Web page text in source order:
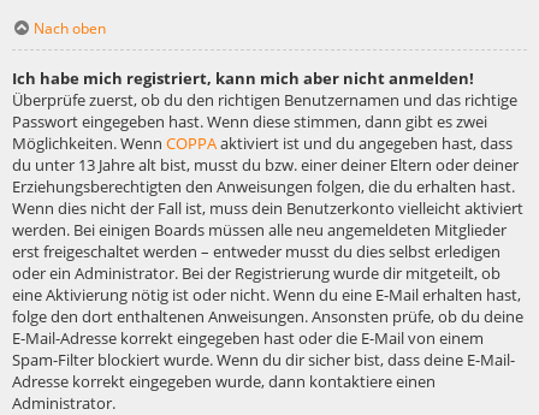
Nach oben
Ich habe mich registriert, kann mich aber nicht anmelden!
Überprüfe zuerst, ob du den richtigen Benutzernamen und das richtige
Passwort eingegeben hast. Wenn diese stimmen, dann gibt es zwei
Möglichkeiten. Wenn COPPAaktiviert ist und du angegeben hast, dass
du unter 13 Jahre alt bist, musst du bzw. einer deiner Eltern oder deiner
Erziehungsberechtigten den Anweisungen folgen, die du erhalten hast.
Wenn dies nicht der Fall ist, muss dein Benutzerkonto vielleicht aktiviert
werden. Bei einigen Boards müssen alle neu angemeldeten Mitglieder
erst freigeschaltet werden – entweder musst du dies selbst erledigen
oder ein Administrator. Bei der Registrierung wurde dir mitgeteilt, ob
eine Aktivierung nötig ist oder nicht. Wenn du eine E-Mail erhalten hast,
folge den dort enthaltenen Anweisungen. Ansonsten prüfe, ob du deine
E-Mail-Adresse korrekt eingegeben hast oder die E-Mail von einem
Spam-Filter blockiert wurde. Wenn du dir sicher bist, dass deine E-Mail-
Adresse korrekt eingegeben wurde, dann kontaktiere einen
Administrator.